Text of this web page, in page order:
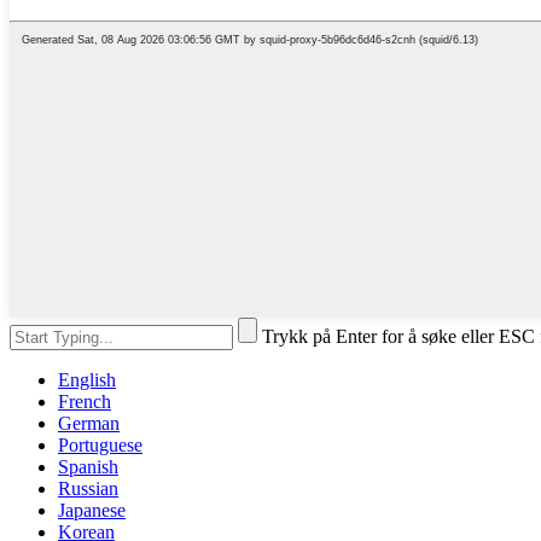
Trykk på Enter for å søke eller
English
French
German
Portuguese
Spanish
Russian
Japanese
Korean